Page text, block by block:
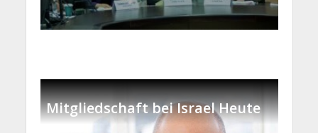
Mitgliedschaft bei Israel Heute